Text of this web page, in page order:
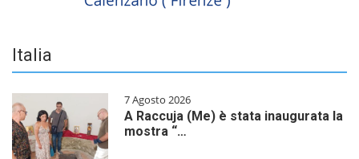
Italia
7 Agosto 2026
A Raccuja (Me) è stata inaugurata la
mostra “…